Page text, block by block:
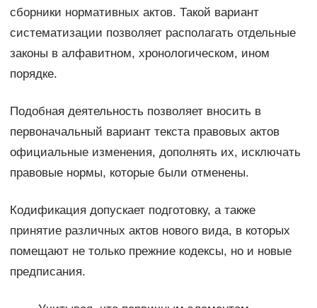
сборники нормативных актов. Такой вариант
систематизации позволяет располагать отдельные
законы в алфавитном, хронологическом, ином
порядке.
Подобная деятельность позволяет вносить в
первоначальный вариант текста правовых актов
официальные изменения, дополнять их, исключать
правовые нормы, которые были отменены.
Кодификация допускает подготовку, а также
принятие различных актов нового вида, в которых
помещают не только прежние кодексы, но и новые
предписания.